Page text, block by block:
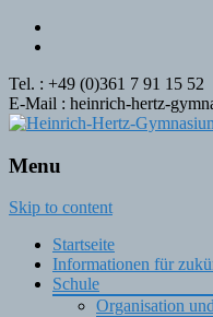
Tel. : +49 (0)361 7 91 15 52
E-Mail : heinrich-hertz-
Menu
Skip to content
Startseite
Informationen für
Schule
Organisation